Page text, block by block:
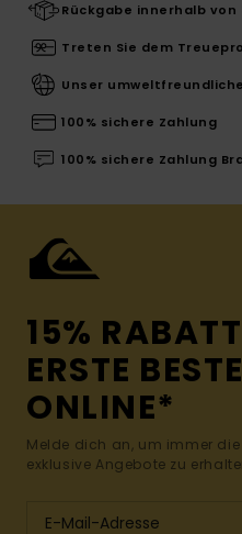
Rückgabe innerhalb von
Treten Sie dem
Unser
100% sichere Zahlung
100% sichere Zahlung
15%
ERSTE
ONLINE*
Melde dich an, um immer
exklusive Angebote zu